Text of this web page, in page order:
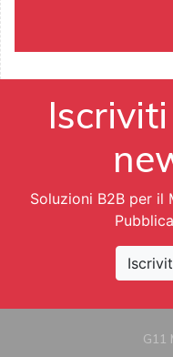
Soluzioni B2B per il
G11